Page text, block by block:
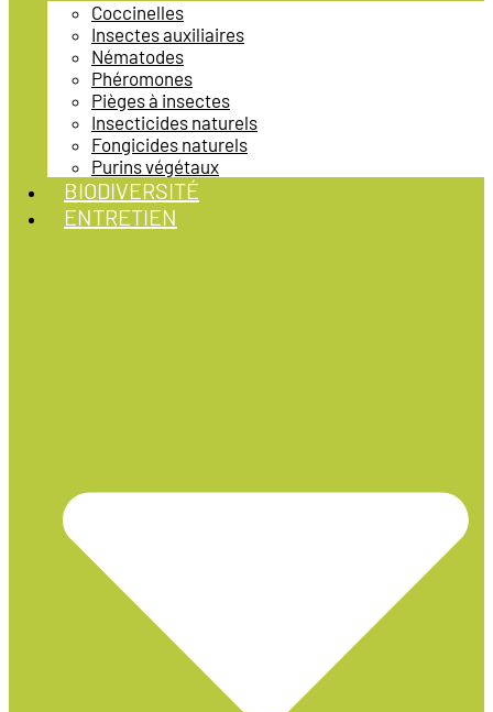
Coccinelles
Insectes auxiliaires
Nématodes
Phéromones
Pièges à insectes
Insecticides naturels
Fongicides naturels
Purins végétaux
BIODIVERSITÉ
ENTRETIEN